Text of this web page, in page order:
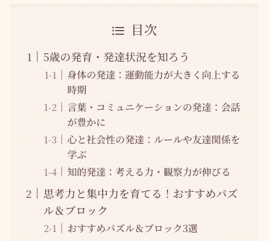
目次
5歳の発育・発達状況を知ろう
身体の発達：運動能力が大きく向上する
時期
言葉・コミュニケーションの発達：会話
が豊かに
心と社会性の発達：ルールや友達関係を
学ぶ
知的発達：考える力・観察力が伸びる
思考力と集中力を育てる！おすすめパズ
ル＆ブロック
おすすめパズル＆ブロック3選